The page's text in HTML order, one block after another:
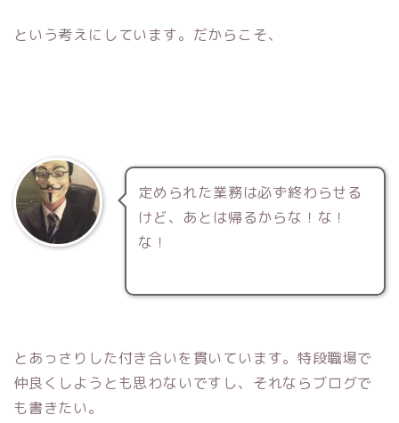
という考えにしています。だからこそ、
定められた業務は必ず終わらせる
けど、あとは帰るからな！な！
な！
とあっさりした付き合いを貫いています。特段職場で
仲良くしようとも思わないですし、それならブログで
も書きたい。